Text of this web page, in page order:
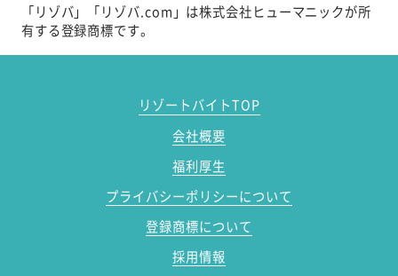
「リゾバ」「リゾバ.com」は株式会社ヒューマニックが所
有する登録商標です。
リゾートバイトTOP
会社概要
福利厚生
プライバシーポリシーについて
登録商標について
採用情報